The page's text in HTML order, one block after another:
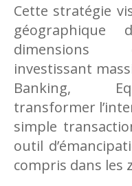
Cette stratégie
dimensions
investissant
Banking,
transformer
simple
outil
compris dans les